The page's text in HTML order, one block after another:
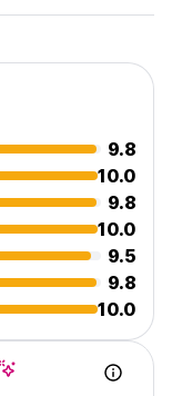
9.8
10.0
9.8
10.0
9.5
9.8
10.0